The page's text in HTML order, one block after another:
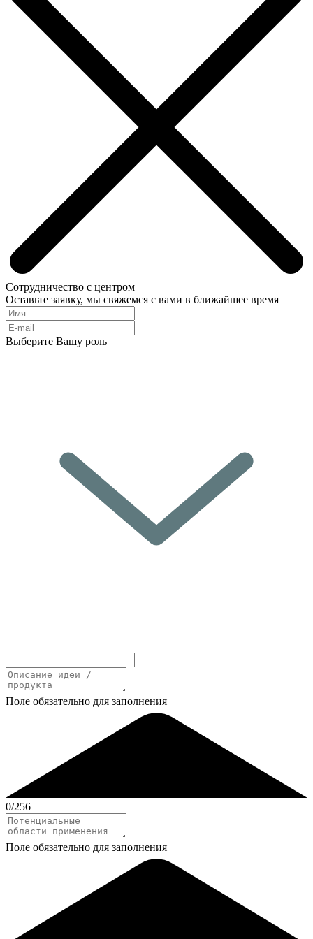
Сотрудничество с центром
Оставьте заявку, мы свяжемся с вами в ближайшее время
Выберите Вашу роль
Поле обязательно для заполнения
0/256
Поле обязательно для заполнения